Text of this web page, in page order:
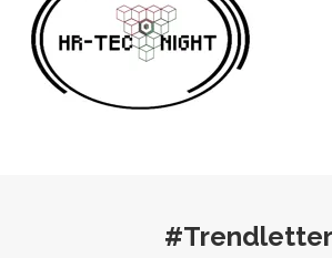
#Trendletter